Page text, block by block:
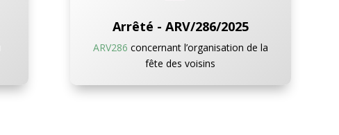
Arrêté - ARV/286/2025
ARV286 concernant l’organisation de la
fête des voisins